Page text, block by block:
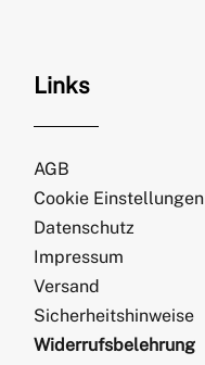
Links
AGB
Cookie Einstellungen
Datenschutz
Impressum
Versand
Sicherheitshinweise
Widerrufsbelehrung